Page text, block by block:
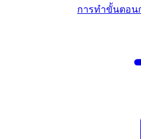
การทำขั้นตอน